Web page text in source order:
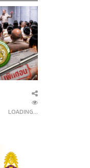
LOADING...